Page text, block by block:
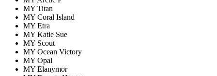
MY Titan
MY Coral Island
MY Etra
MY Katie Sue
MY Scout
MY Ocean Victory
MY Opal
MY Elanymor